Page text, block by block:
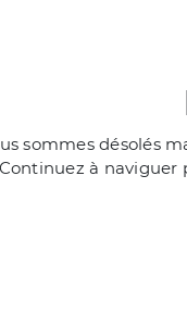
sommes désolés
Continuez à naviguer